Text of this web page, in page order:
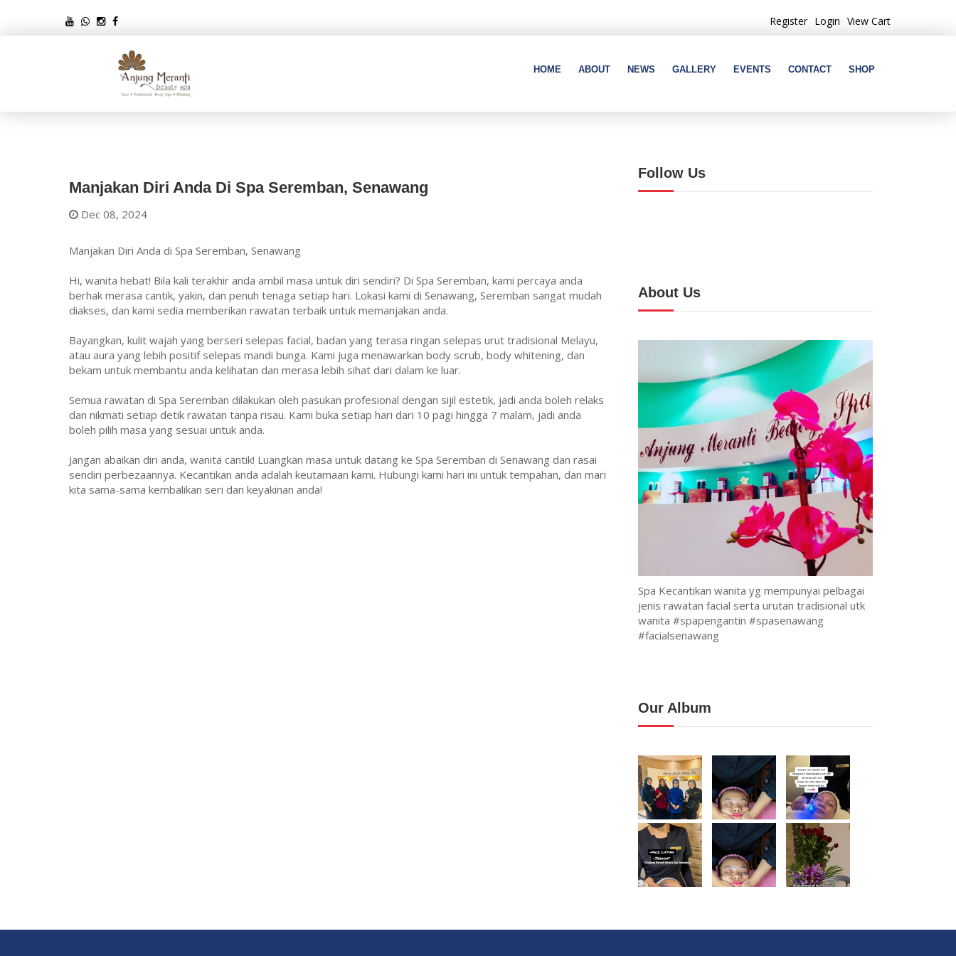
View Cart
Login
Register
HOME ABOUT NEWS GALLERY EVENTS CONTACT SHOP
Manjakan Diri Anda Di Spa Seremban, Senawang
Dec 08, 2024
Manjakan Diri Anda di Spa Seremban, Senawang
Hi, wanita hebat! Bila kali terakhir anda ambil masa untuk diri sendiri? Di Spa Seremban, kami percaya anda
berhak merasa cantik, yakin, dan penuh tenaga setiap hari. Lokasi kami di Senawang, Seremban sangat mudah
diakses, dan kami sedia memberikan rawatan terbaik untuk memanjakan anda.
Bayangkan, kulit wajah yang berseri selepas facial, badan yang terasa ringan selepas urut tradisional Melayu,
atau aura yang lebih positif selepas mandi bunga. Kami juga menawarkan body scrub, body whitening, dan
bekam untuk membantu anda kelihatan dan merasa lebih sihat dari dalam ke luar.
Semua rawatan di Spa Seremban dilakukan oleh pasukan profesional dengan sijil estetik, jadi anda boleh relaks
dan nikmati setiap detik rawatan tanpa risau. Kami buka setiap hari dari 10 pagi hingga 7 malam, jadi anda
boleh pilih masa yang sesuai untuk anda.
Jangan abaikan diri anda, wanita cantik! Luangkan masa untuk datang ke Spa Seremban di Senawang dan rasai
sendiri perbezaannya. Kecantikan anda adalah keutamaan kami. Hubungi kami hari ini untuk tempahan, dan mari
kita sama-sama kembalikan seri dan keyakinan anda!
Follow Us
About Us
Spa Kecantikan wanita yg mempunyai pelbagai
jenis rawatan facial serta urutan tradisional utk
wanita #spapengantin #spasenawang
#facialsenawang
Our Album